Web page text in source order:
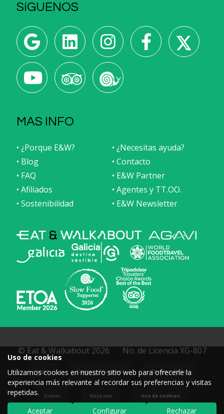
SíGUENOS
MAS INFO
• ¿Porque E&W?
• ¿Necesitas ayuda?
• Blog
• Contacto
• FAQ
• E&W Partner
• Afiliados
• Agentes y TT.OO.
• Sostenibilidad
• E&W Newsletter
© Eat & Walkabout 2026 No. de Licencia XG-807
Legal Cookies y Privacidad Términos de Uso
Enlaces Mapa web Uso de cookies
Uso de cookies
Utilizamos cookies en nuestro sitio web para ofrecerle la
experiencia más relevante al recordar sus preferencias y visitas
repetidas.
Aceptar
Configurar Rechazar